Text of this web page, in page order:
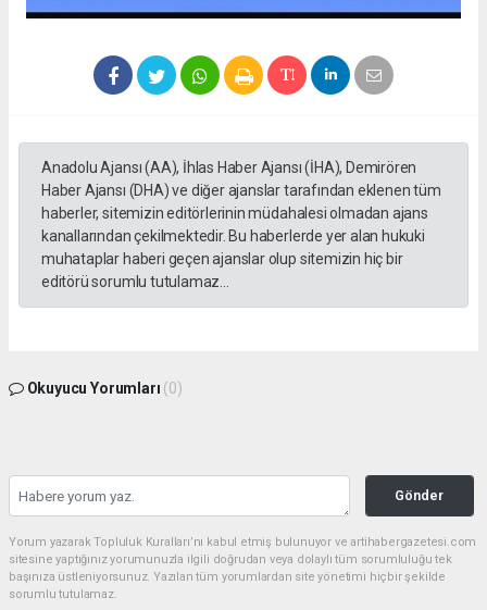
Anadolu Ajansı (AA), İhlas Haber Ajansı (İHA), Demirören
Haber Ajansı (DHA) ve diğer ajanslar tarafından eklenen tüm
haberler, sitemizin editörlerinin müdahalesi olmadan ajans
kanallarından çekilmektedir. Bu haberlerde yer alan hukuki
muhataplar haberi geçen ajanslar olup sitemizin hiç bir
editörü sorumlu tutulamaz...
Okuyucu Yorumları (0)
Gönder
Yorum yazarak Topluluk Kuralları’nı kabul etmiş bulunuyor ve artihabergazetesi.com
sitesine yaptığınız yorumunuzla ilgili doğrudan veya dolaylı tüm sorumluluğu tek
başınıza üstleniyorsunuz. Yazılan tüm yorumlardan site yönetimi hiçbir şekilde
sorumlu tutulamaz.